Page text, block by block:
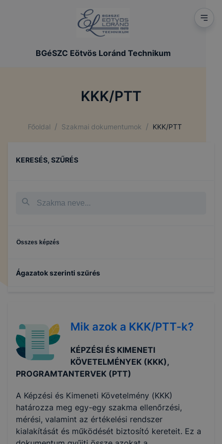
BGéSZC Eötvös Loránd Technikum
KKK/PTT
Főoldal / Szakmai dokumentumok / KKK/PTT
KERESÉS, SZŰRÉS
Összes képzés
Ágazatok szerinti szűrés
Informatika és távközlés
Specializált gép- és járműgyártás
Mik azok a KKK/PTT-k?
KÉPZÉSI ÉS KIMENETI
KÖVETELMÉNYEK (KKK),
PROGRAMTANTERVEK (PTT)
A Képzési és Kimeneti Követelmény (KKK)
határozza meg egy-egy szakma ellenőrzési,
mérési, valamint az értékelési rendszer
kialakítását és működését biztosító kereteit. Ez a